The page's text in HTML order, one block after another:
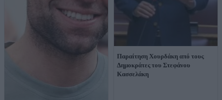
Παραίτηση Χουρδάκη από τους
Δημοκράτες του Στεφάνου
Κασσελάκη